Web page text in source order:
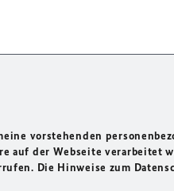
vorstehenden
auf der Webseite verarbeitet
Die Hinweise zum